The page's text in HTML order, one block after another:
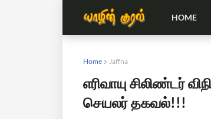
HOME
Home Jaffna
எரிவாயு சிலிண்டர்
செயலர் தகவல்!!!